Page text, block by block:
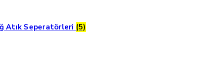
Atık Seperatörleri (5)